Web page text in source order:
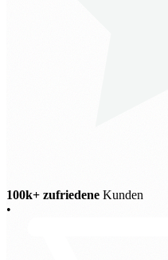
100k+ zufriedene Kunden
•